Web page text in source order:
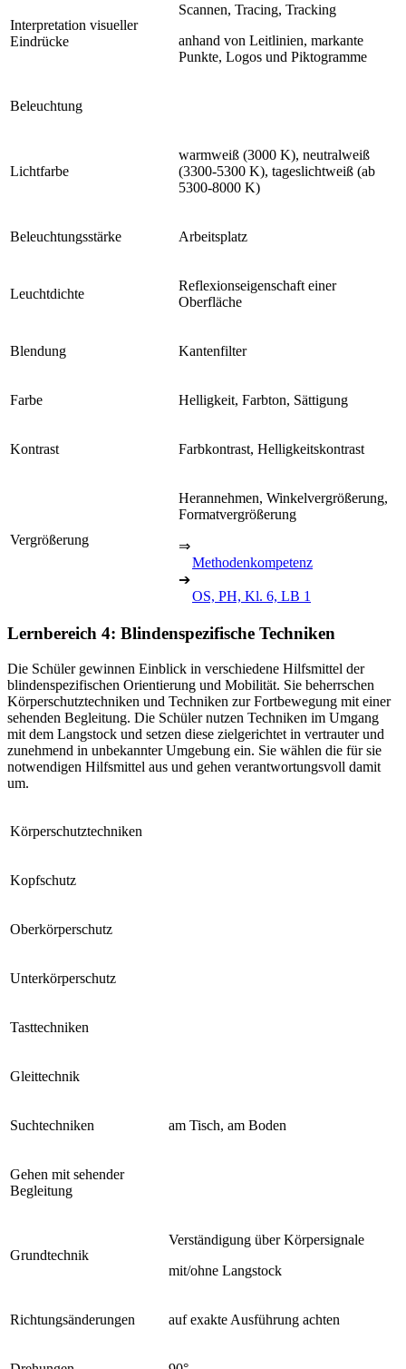
Interpretation visueller
Eindrücke
Scannen, Tracing, Tracking
anhand von Leitlinien, markante
Punkte, Logos und Piktogramme
Beleuchtung
Lichtfarbe
warmweiß (3000 K), neutralweiß
(3300-5300 K), tageslichtweiß (ab
5300-8000 K)
Beleuchtungsstärke Arbeitsplatz
Leuchtdichte
Reflexionseigenschaft einer
Oberfläche
Blendung Kantenfilter
Farbe Helligkeit, Farbton, Sättigung
Kontrast Farbkontrast, Helligkeitskontrast
Vergrößerung
Herannehmen, Winkelvergrößerung,
Formatvergrößerung
⇒
Methodenkompetenz
➔
OS, PH, Kl. 6, LB 1
Lernbereich 4: Blindenspezifische Techniken
Die Schüler gewinnen Einblick in verschiedene Hilfsmittel der
blindenspezifischen Orientierung und Mobilität. Sie beherrschen
Körperschutztechniken und Techniken zur Fortbewegung mit einer
sehenden Begleitung. Die Schüler nutzen Techniken im Umgang
mit dem Langstock und setzen diese zielgerichtet in vertrauter und
zunehmend in unbekannter Umgebung ein. Sie wählen die für sie
notwendigen Hilfsmittel aus und gehen verantwortungsvoll damit
um.
Körperschutztechniken
Kopfschutz
Oberkörperschutz
Unterkörperschutz
Tasttechniken
Gleittechnik
Suchtechniken am Tisch, am Boden
Gehen mit sehender
Begleitung
Grundtechnik
Verständigung über Körpersignale
mit/ohne Langstock
Richtungsänderungen auf exakte Ausführung achten